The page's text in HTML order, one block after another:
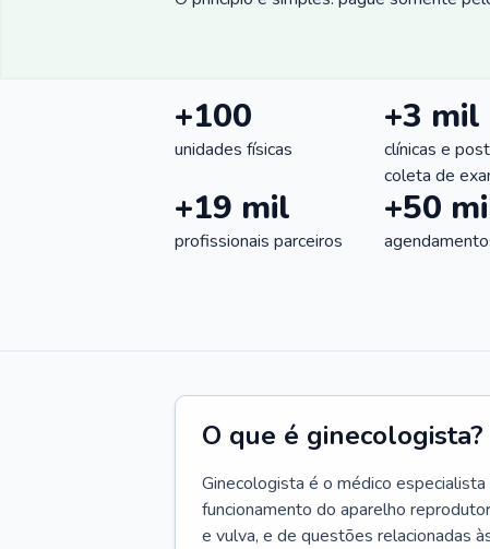
+100
unidades físicas
+3 mil
clínicas e
coleta de
+19 mil
profissionais parceiros
+50
O que é ginecologista?
Ginecologista é o médico
funcionamento do aparelho
e vulva, e de questões relacionadas